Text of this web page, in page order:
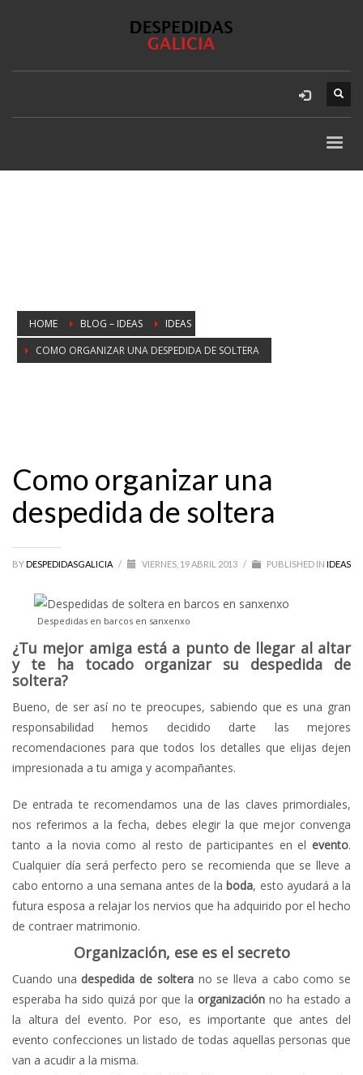
HOME BLOG – IDEAS
IDEAS
COMO ORGANIZAR UNA DESPEDIDA DE SOLTERA
Como organizar una
despedida de soltera
BYDESPEDIDASGALICIA / VIERNES, 19 ABRIL 2013 / PUBLISHED IN IDEAS
Despedidas en barcos en sanxenxo
¿Tu mejor amiga está a punto de llegar al altar
y te ha tocado organizar su despedida de
soltera?
Bueno, de ser así no te preocupes, sabiendo que es una gran
responsabilidad hemos decidido darte las mejores
recomendaciones para que todos los detalles que elijas dejen
impresionada a tu amiga y acompañantes.
De entrada te recomendamos una de las claves primordiales,
nos referimos a la fecha, debes elegir la que mejor convenga
tanto a la novia como al resto de participantes en el evento.
Cualquier día será perfecto pero se recomienda que se lleve a
cabo entorno a una semana antes de laboda, esto ayudará a la
futura esposa a relajar los nervios que ha adquirido por el hecho
de contraer matrimonio.
Organización, ese es el secreto
Cuando unadespedida de solterano se lleva a cabo como se
esperaba ha sido quizá por que la organización no ha estado a
la altura del evento. Por eso, es importante que antes del
evento confecciones un listado de todas aquellas personas que
van a acudir a la misma.